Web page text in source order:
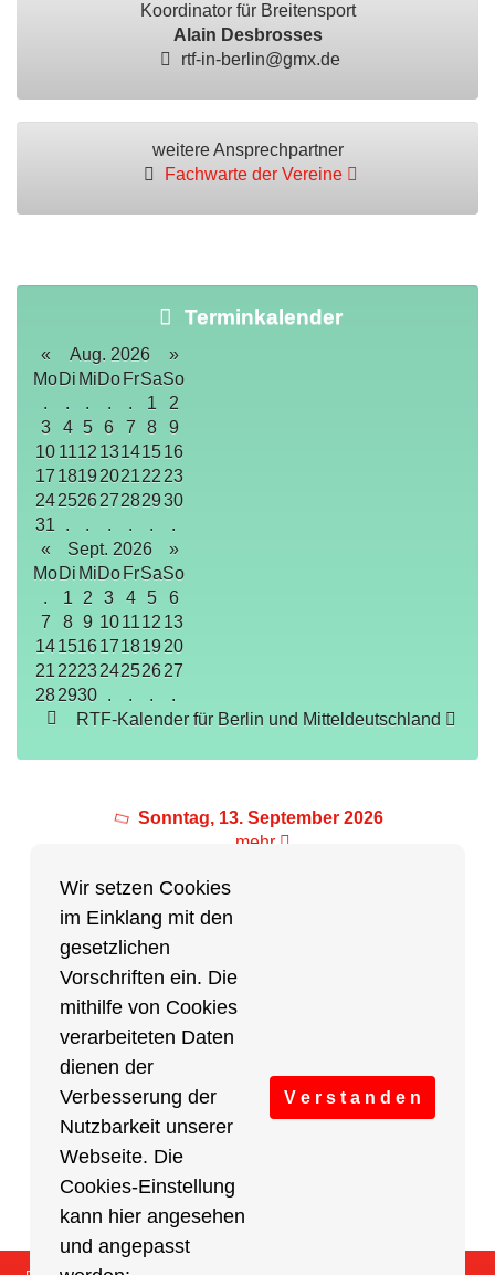
Wir setzen Cookies
im Einklang mit den
gesetzlichen
Vorschriften ein. Die
mithilfe von Cookies
verarbeiteten Daten
dienen der
Verbesserung der
Nutzbarkeit unserer
Webseite. Die
Cookies-Einstellung
kann hier angesehen
und angepasst
V e r s t a n d e n
Koordinator für Breitensport
Alain Desbrosses
rtf-in-berlin@gmx.de
weitere Ansprechpartner
Fachwarte der Vereine
Terminkalender
« Aug. 2026
»
MoDi MiDo FrSaSo
.
. . . . 1
2
3
4 5 6 7 8
9
10 1112 13141516
17 1819 202122 23
24252627282930
31
. . . . .
.
«
Sept. 2026
»
MoDi MiDo FrSaSo
.
1 2 3 4 5
6
7
8 9 10 1112 13
141516171819 20
21 222324252627
282930 . . .
.
RTF-Kalender für Berlin und Mitteldeutschland
Sonntag, 13. September 2026
mehr
Partner des Breitensports